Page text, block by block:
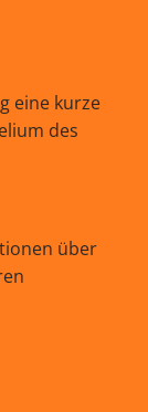
eine kurze
des
über